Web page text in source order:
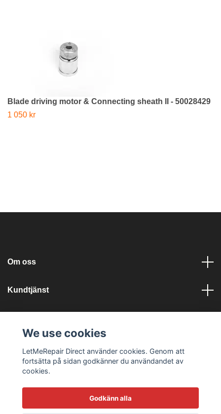
Blade driving motor & Connecting sheath II - 50028429
1 050 kr
Om oss
Kundtjänst
We use cookies
LetMeRepair Direct använder cookies. Genom att
fortsätta på sidan godkänner du användandet av
cookies.
Godkänn alla